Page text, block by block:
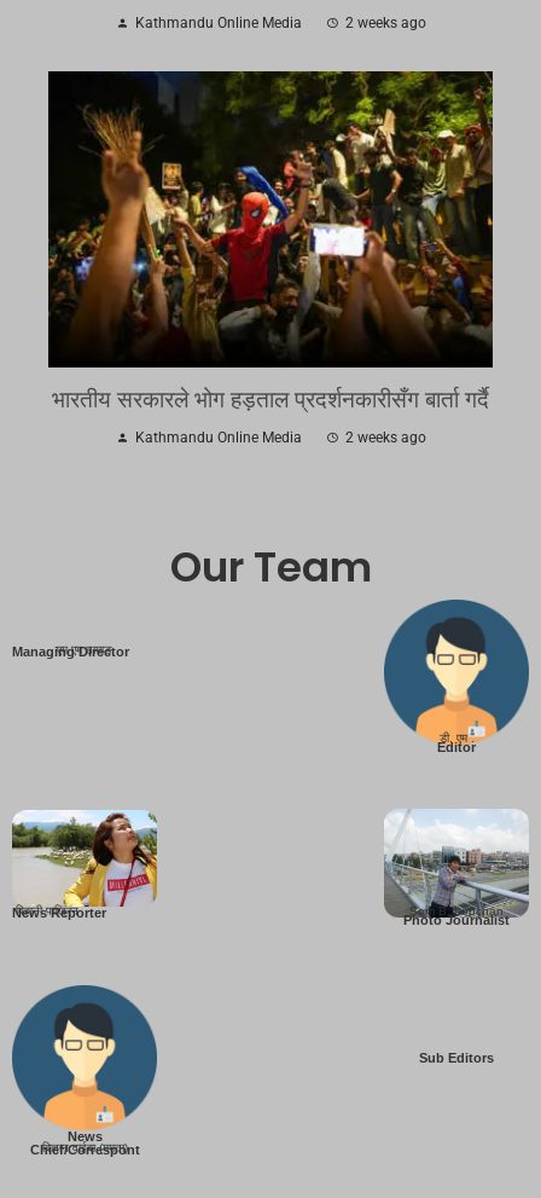
Kathmandu Online Media 2 weeks ago
भारतीय सरकारले भोग हड़ताल प्रदर्शनकारीसँग बार्ता गर्दै
Kathmandu Online Media 2 weeks ago
Our Team
Managing Director
एम एम तामाङ
Editor
डी. एम .
News Reporter
बिहानी पाख्रिन
Photo Journalist
Som B. Lopchan
News
Chief/Correspont
बिज्ञान वाईबा (ममता)
Sub Editors